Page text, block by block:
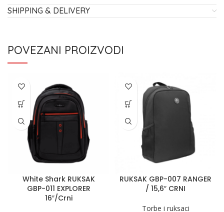
SHIPPING & DELIVERY
POVEZANI PROIZVODI
White Shark RUKSAK
GBP-011 EXPLORER
16″/Crni
RUKSAK GBP-007 RANGER
/ 15,6″ CRNI
Torbe i ruksaci